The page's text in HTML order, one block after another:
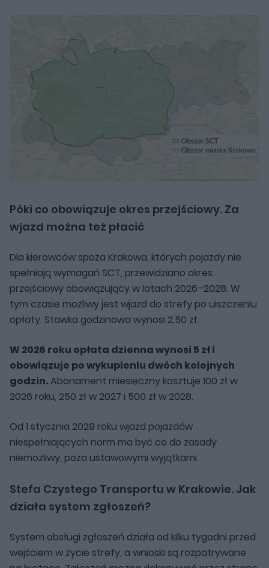
Póki co obowiązuje okres przejściowy. Za
wjazd można też płacić
Dla kierowców spoza Krakowa, których pojazdy nie
spełniają wymagań SCT, przewidziano okres
przejściowy obowiązujący w latach 2026–2028. W
tym czasie możliwy jest wjazd do strefy po uiszczeniu
opłaty. Stawka godzinowa wynosi 2,50 zł.
W 2026 roku opłata dzienna wynosi 5 zł i
obowiązuje po wykupieniu dwóch kolejnych
godzin.Abonament miesięczny kosztuje 100 zł w
2026 roku, 250 zł w 2027 i 500 zł w 2028.
Od 1 stycznia 2029 roku wjazd pojazdów
niespełniających norm ma być co do zasady
niemożliwy, poza ustawowymi wyjątkami.
Stefa Czystego Transportu w Krakowie. Jak
działa system zgłoszeń?
System obsługi zgłoszeń działa od kilku tygodni przed
wejściem w życie strefy, a wnioski są rozpatrywane